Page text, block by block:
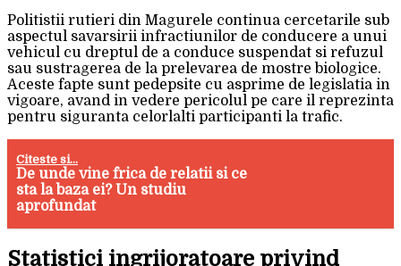
Politistii rutieri din Magurele continua cercetarile sub
aspectul savarsirii infractiunilor de conducere a unui
vehicul cu dreptul de a conduce suspendat si refuzul
sau sustragerea de la prelevarea de mostre biologice.
Aceste fapte sunt pedepsite cu asprime de legislatia in
vigoare, avand in vedere pericolul pe care il reprezinta
pentru siguranta celorlalti participanti la trafic.
Citeste si...
De unde vine frica de relatii si ce
sta la baza ei? Un studiu
aprofundat
Statistici ingrijoratoare privind